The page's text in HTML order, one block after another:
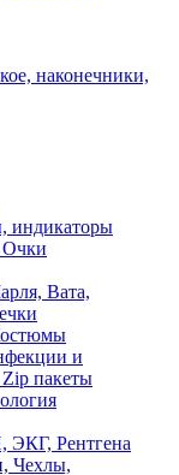
наконечники,
индикаторы
Очки
Вата,
и
пакеты
ЭКГ, Рентгена
Чехлы,